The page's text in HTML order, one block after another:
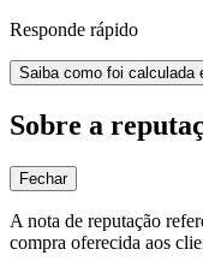
Responde rápido
Saiba como foi calculada
Sobre a
Fechar
A nota de reputação
compra oferecida aos